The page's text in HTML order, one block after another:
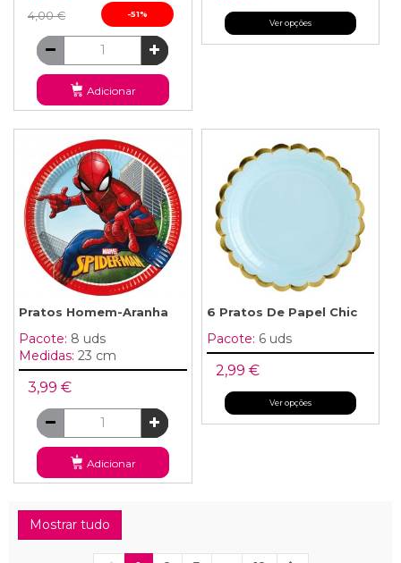
4,00 € -51%
Adicionar
Ver opções
Pratos Homem-Aranha
Pacote: 8 uds
Medidas: 23 cm
3,99 €
Adicionar
6 Pratos De Papel Chic
Pacote: 6 uds
2,99 €
Ver opções
Mostrar tudo